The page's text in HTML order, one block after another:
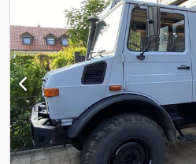
para a frente: 16, Marchas para trás:
01.01.2016, Engate de reboque –
Mercedes Benz Unimog U 530 usado
fabricado em janeiro de 2016, com
Motor OM 936 com 220 kW (299
horas de funcionamento, Bloqueio
Norma de emissões Euro 6, Travão
Variopilot, Ar condicionado, Banco
Aquecimento do banco, Câmara
de corte e assento para operador,